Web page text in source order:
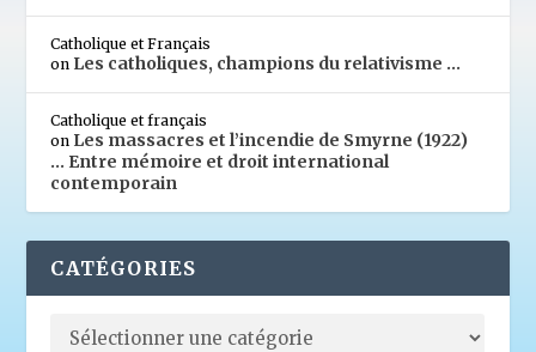
Catholique et Français
on Les catholiques, champions du relativisme …
Catholique et français
on Les massacres et l’incendie de Smyrne (1922)
… Entre mémoire et droit international
contemporain
CATÉGORIES